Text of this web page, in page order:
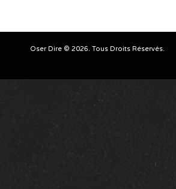
Oser Dire © 2026. Tous Droits Réservés.